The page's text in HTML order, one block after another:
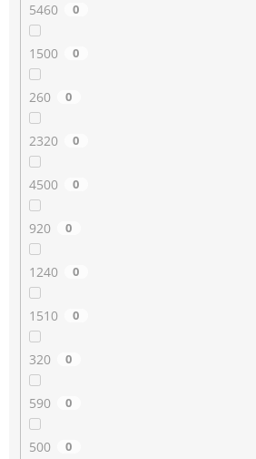
5460 0
1500 0
260 0
2320 0
4500 0
920 0
1240 0
1510 0
320 0
590 0
500 0